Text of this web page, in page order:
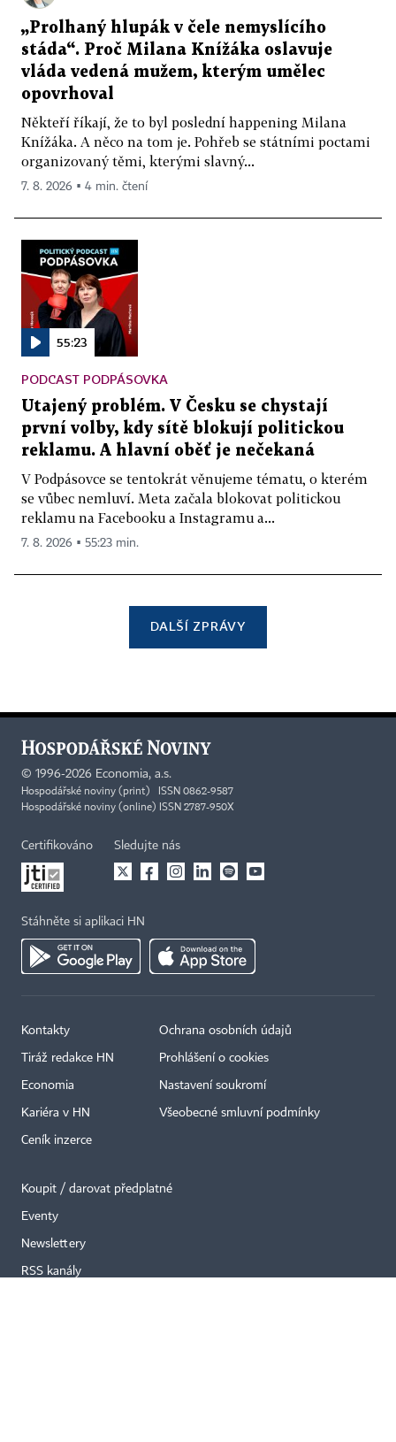
„Prolhaný hlupák v čele nemyslícího
stáda“. Proč Milana Knížáka oslavuje
vláda vedená mužem, kterým umělec
opovrhoval
Někteří říkají, že to byl poslední happening Milana
Knížáka. A něco na tom je. Pohřeb se státními poctami
organizovaný těmi, kterými slavný...
7. 8. 2026 ▪ 4 min. čtení
55:23
PODCAST PODPÁSOVKA
Utajený problém. V Česku se chystají
první volby, kdy sítě blokují politickou
reklamu. A hlavní oběť je nečekaná
V Podpásovce se tentokrát věnujeme tématu, o kterém
se vůbec nemluví. Meta začala blokovat politickou
reklamu na Facebooku a Instagramu a...
7. 8. 2026 ▪ 55:23 min.
DALŠÍ ZPRÁVY
© 1996-2026 Economia, a.s.
Hospodářské noviny (print) ISSN 0862-9587
Hospodářské noviny (online) ISSN 2787-950X
Certifikováno Sledujte nás
Stáhněte si aplikaci HN
Kontakty
Tiráž redakce HN
Economia
Kariéra v HN
Ceník inzerce
Ochrana osobních údajů
Prohlášení o cookies
Nastavení soukromí
Všeobecné smluvní podmínky
Koupit / darovat předplatné
Eventy
Newslettery
RSS kanály